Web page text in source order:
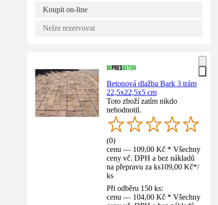
Koupit on-line
Nelze rezervovat
Betonová dlažba Bark 3 trám
22,5x22,5x5 cm
Toto zboží zatím nikdo
nehodnotil.
(0)
cenu — 109,00 Kč * Všechny
ceny vč. DPH a bez nákladů
na přepravu za ks109,00 Kč*/
ks
Při odběru 150 ks:
cenu — 104,00 Kč * Všechny